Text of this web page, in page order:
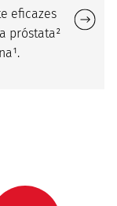
eficazes
próstata²